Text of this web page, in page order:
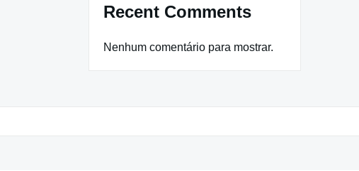
Recent Comments
Nenhum comentário para mostrar.